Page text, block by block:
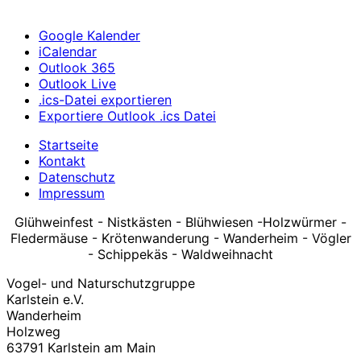
Google Kalender
iCalendar
Outlook 365
Outlook Live
.ics-Datei exportieren
Exportiere Outlook .ics Datei
Startseite
Kontakt
Datenschutz
Impressum
Glühweinfest - Nistkästen - Blühwiesen -Holzwürmer -
Fledermäuse - Krötenwanderung - Wanderheim - Vögler
- Schippekäs - Waldweihnacht
Vogel- und Naturschutzgruppe
Karlstein e.V.
Wanderheim
Holzweg
63791 Karlstein am Main